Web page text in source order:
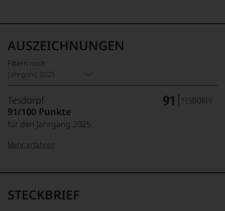
AUSZEICHNUNGEN
Filtern nach
Jahrgang 2025
Tesdorpf
91/100 Punkte
für den Jahrgang 2025
95–98 Punkte:
Name
Tesdorpf
Mehr erfahren
STECKBRIEF